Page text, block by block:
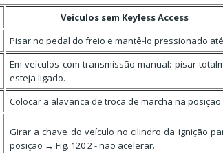
Veículos sem Keyless Access
Pisar no pedal do freio e mantê-lo pressionado
Em veículos com transmissão manual: pisar
esteja ligado.
Colocar a alavanca de troca de marcha na
Girar a chave do veículo no cilindro da ignição
posição → Fig. 120 2 - não acelerar.